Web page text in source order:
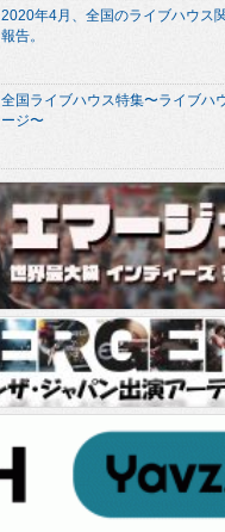
2020年4月、全国のライブハウス
報告。
全国ライブハウス特集〜ライブハ
ージ〜